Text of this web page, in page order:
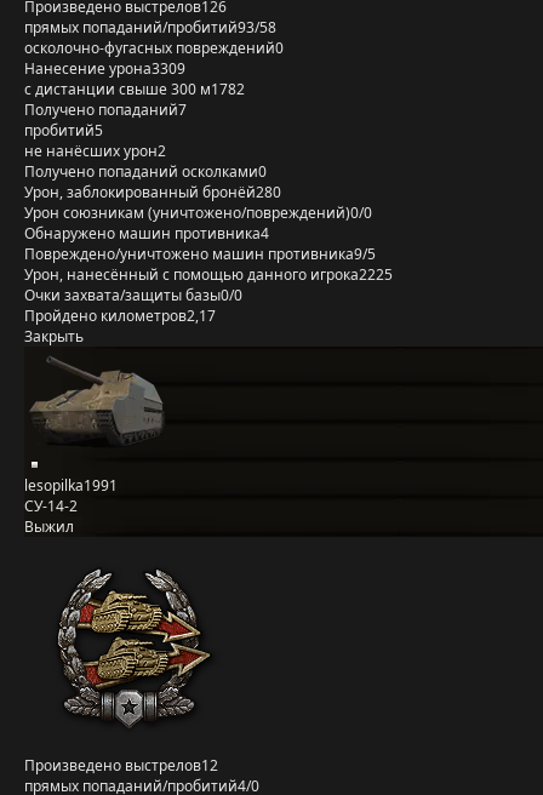
Произведено выстрелов126
прямых попаданий/пробитий93/58
осколочно-фугасных повреждений0
Нанесение урона3309
с дистанции свыше 300 м1782
Получено попаданий7
пробитий5
не нанёсших урон2
Получено попаданий осколками0
Урон, заблокированный бронёй280
Урон союзникам (уничтожено/повреждений)0/0
Обнаружено машин противника4
Повреждено/уничтожено машин противника9/5
Урон, нанесённый с помощью данного игрока2225
Очки захвата/защиты базы0/0
Пройдено километров2,17
Закрыть
lesopilka1991
СУ-14-2
Выжил
Произведено выстрелов12
прямых попаданий/пробитий4/0